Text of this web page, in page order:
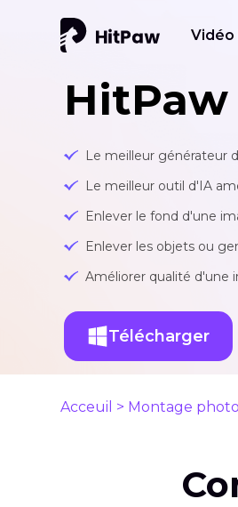
Vidéo
HitPaw
Le meilleur générateur
Le meilleur outil d'IA
Enlever le fond d'une
Enlever les objets ou
Améliorer qualité d'une
Télécharger
Acceuil > Montage